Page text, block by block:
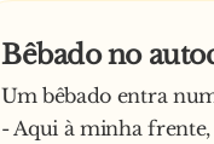
Bêbado no
Um bêbado entra
- Aqui à minha frente,